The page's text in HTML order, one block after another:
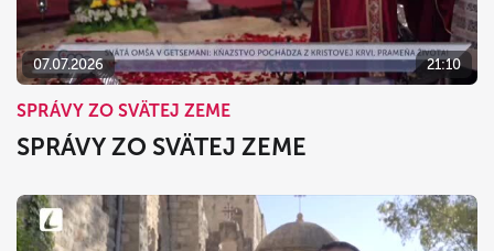
07.07.2026 21:10
SPRÁVY ZO SVÄTEJ ZEME
SPRÁVY ZO SVÄTEJ ZEME